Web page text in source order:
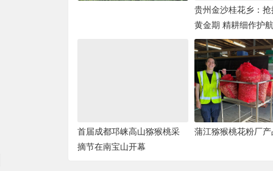
贵州金沙桂花乡：
黄金期 精耕细作护
丰产
首届成都邛崃高山猕猴桃采
摘节在南宝山开幕
蒲江猕猴桃花粉厂